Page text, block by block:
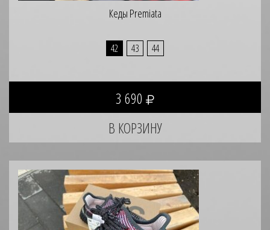
Кеды Premiata
42 43 44
3 690